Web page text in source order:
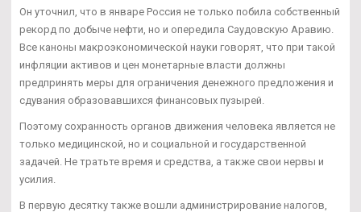
Он уточнил, что в январе Россия не только побила собственный
рекорд по добыче нефти, но и опередила Саудовскую Аравию.
Все каноны макроэкономической науки говорят, что при такой
инфляции активов и цен монетарные власти должны
предпринять меры для ограничения денежного предложения и
сдувания образовавшихся финансовых пузырей.
Поэтому сохранность органов движения человека является не
только медицинской, но и социальной и государственной
задачей. Не тратьте время и средства, а также свои нервы и
усилия.
В первую десятку также вошли администрирование налогов,